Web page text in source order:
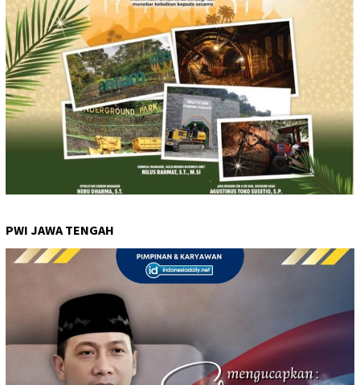
PWI JAWA TENGAH